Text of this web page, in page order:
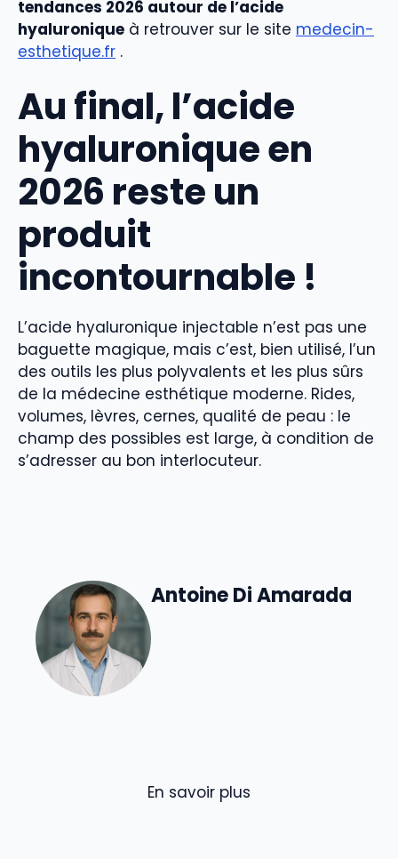
tendances 2026 autour de l’acide
hyaluronique à retrouver sur le site medecin-
esthetique.fr .
Au final, l’acide
hyaluronique en
2026 reste un
produit
incontournable !
L’acide hyaluronique injectable n’est pas une
baguette magique, mais c’est, bien utilisé, l’un
des outils les plus polyvalents et les plus sûrs
de la médecine esthétique moderne. Rides,
volumes, lèvres, cernes, qualité de peau : le
champ des possibles est large, à condition de
s’adresser au bon interlocuteur.
Antoine Di Amarada
En savoir plus